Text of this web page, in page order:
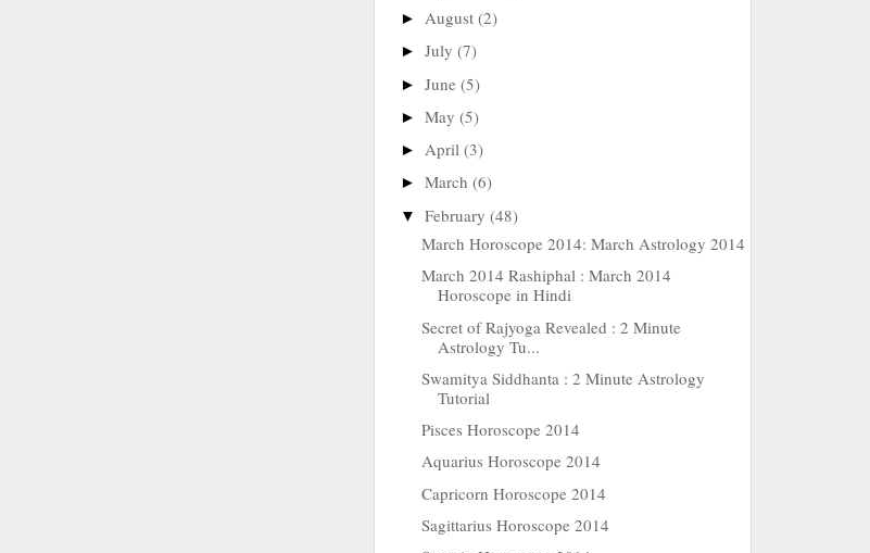
► August (2)
► July (7)
► June (5)
► May (5)
► April (3)
► March (6)
▼ February (48)
March Horoscope 2014: March Astrology 2014
March 2014 Rashiphal : March 2014
Horoscope in Hindi
Secret of Rajyoga Revealed : 2 Minute
Astrology Tu...
Swamitya Siddhanta : 2 Minute Astrology
Tutorial
Pisces Horoscope 2014
Aquarius Horoscope 2014
Capricorn Horoscope 2014
Sagittarius Horoscope 2014